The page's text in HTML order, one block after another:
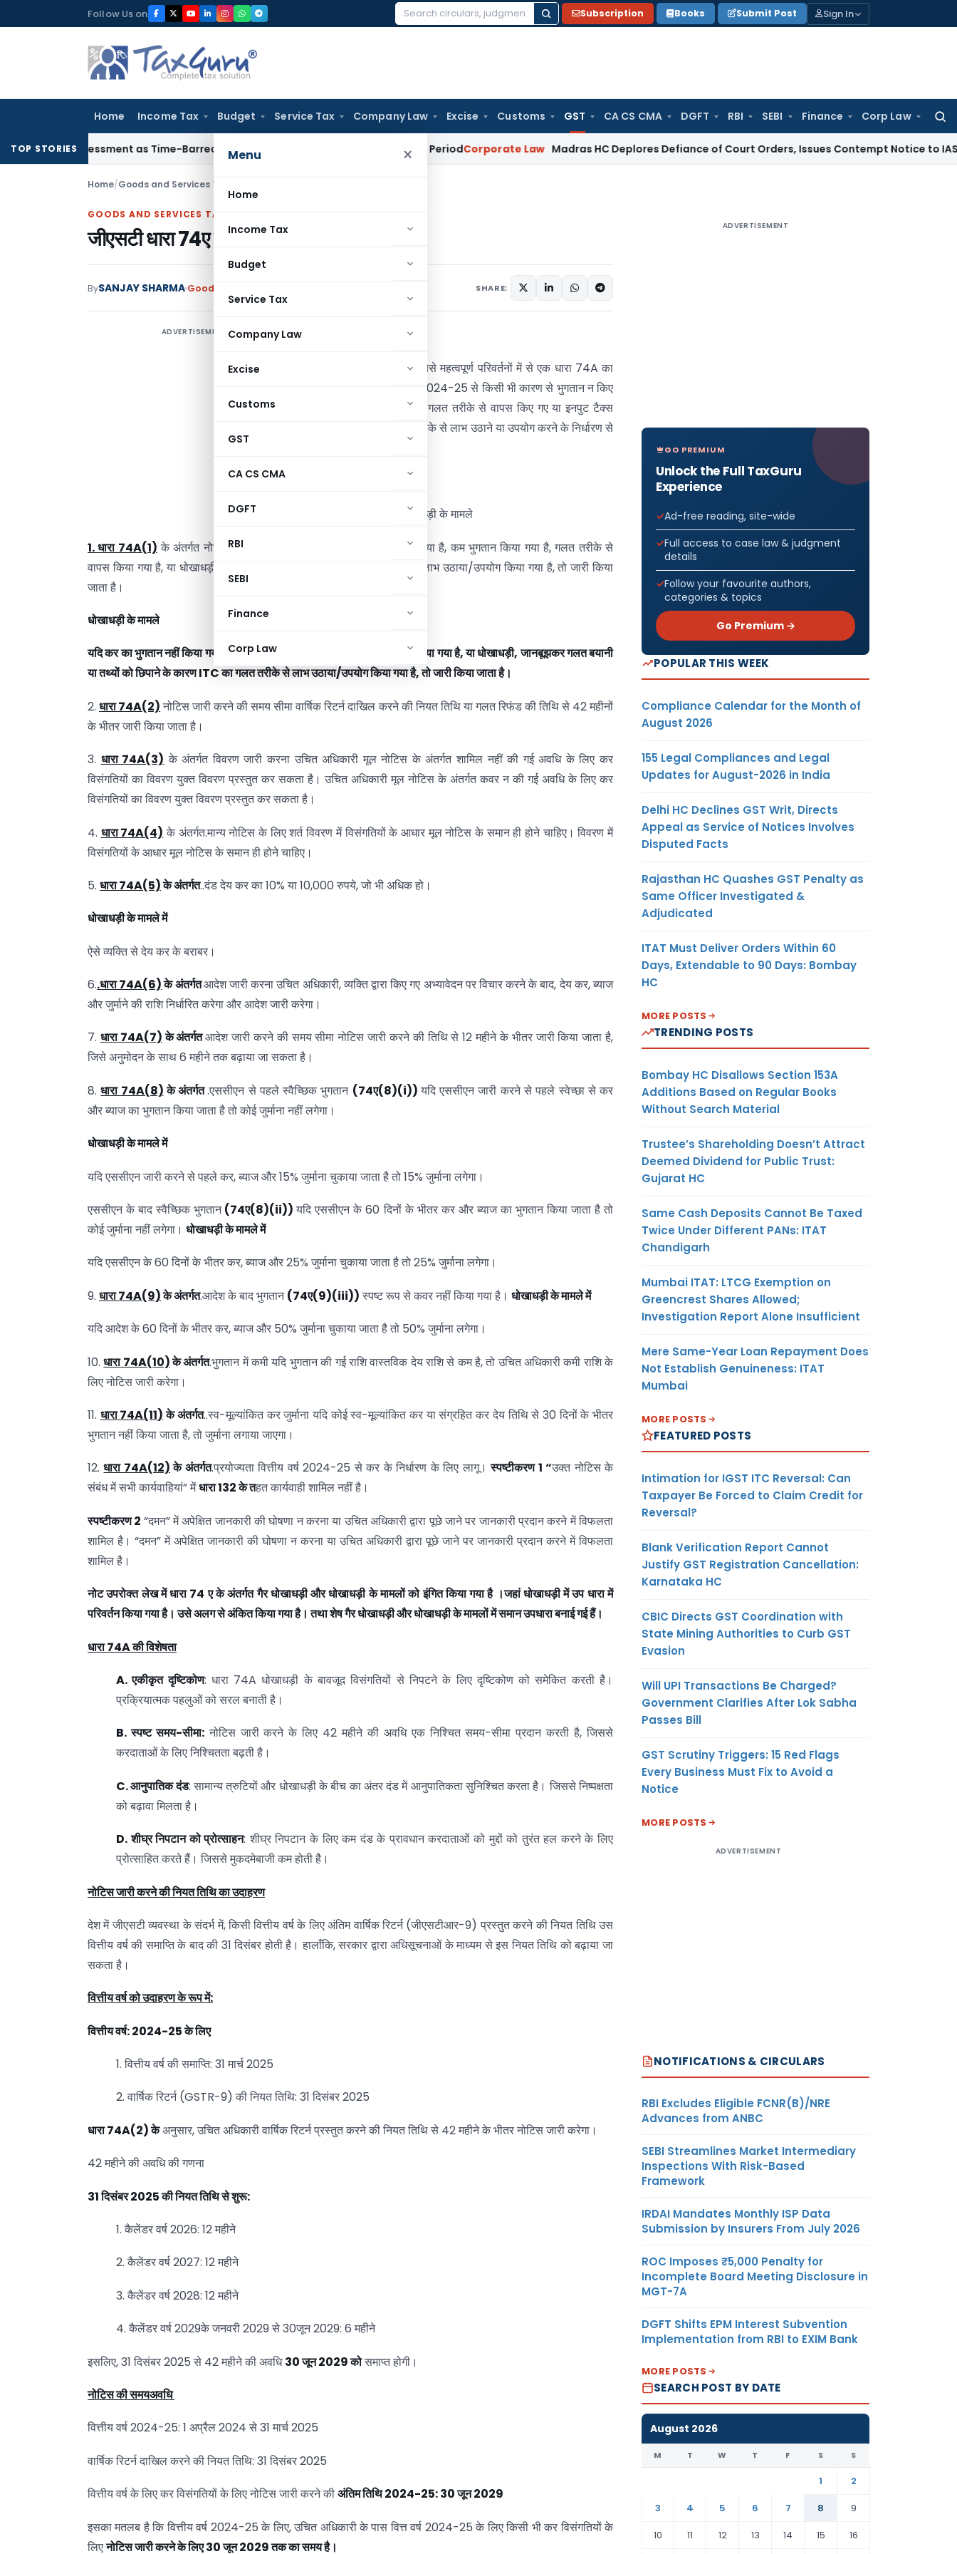
to
Follow Us on
Search
Subscription Books Submit Post Sign In
Home Income Tax Budget Service Tax Company Law Excise Customs GST CA CS CMA DGFT RBI SEBI Finance Corp Law
Menu ×
Home
Income Tax
Budget
Service Tax
Company Law
Excise
Customs
GST
CA CS CMA
DGFT
RBI
SEBI
Finance
Corp Law
TOP STORIES
Reassessment as Time-Barred: Section 148 Notice Must Meet Surviving Period Corporate Law Madras HC Deplores Defiance of Court Orders, Issues Contempt Notice to IAS Officers
Home/Goods and Services Tax
GOODS AND SERVICES TAX
जीएसटी धारा 74ए की विस्तृत समीक्षा।
BySANJAY SHARMA Goods and Services Tax SHARE:
ADVERTISEMENT
धारा 74A का प्रावधान: सबसे महत्वपूर्ण परिवर्तनों में से एक धारा 74A का
प्रावधान हैं।जो वित्तीय वर्ष 2024-25 से किसी भी कारण से भुगतान न किए
गए या कम भुगतान किए गए, गलत तरीके से वापस किए गए या इनपुट टैक्स
क्रेडिट (ITC) का गलत तरीके से लाभ उठाने या उपयोग करने के निर्धारण से
गैर-धोखाधड़ी मामले /धोखाधड़ी के मामले
1.धारा 74A(1) के अंतर्गत नोटिस जारी करना । यदि कर का भुगतान नहीं किया गया है, कम भुगतान किया गया है, गलत तरीके से
वापस किया गया है, या धोखाधड़ी के अलावा अन्य कारणों से ITC का गलत तरीके से लाभ उठाया/उपयोग किया गया है, तो जारी किया
जाता है।
धोखाधड़ीकेमामले
यदिकरकाभुगताननहींकियागया है,कमभुगतान वापस कियागयाहै,याधोखाधड़ी,जानबूझकरगलतबयानी
यातथ्योंकोछिपानेकेकारण ITCकागलततरीकेसेलाभउठाया/उपयोगकियागयाहै,तोजारीकियाजाताहै।
2.धारा 74A(2)नोटिस जारी करने की समय सीमा वार्षिक रिटर्न दाखिल करने की नियत तिथि या गलत रिफंड की तिथि से 42 महीनों
के भीतर जारी किया जाता है।
3. धारा 74A(3) के अंतर्गत विवरण जारी करना उचित अधिकारी मूल नोटिस के अंतर्गत शामिल नहीं की गई अवधि के लिए कर
विसंगतियों का विवरण युक्त विवरण प्रस्तुत कर सकता है। उचित अधिकारी मूल नोटिस के अंतर्गत कवर न की गई अवधि के लिए कर
विसंगतियों का विवरण युक्त विवरण प्रस्तुत कर सकता है।
4. धारा 74A(4) के अंतर्गत.मान्य नोटिस के लिए शर्त विवरण में विसंगतियों के आधार मूल नोटिस के समान ही होने चाहिए। विवरण में
विसंगतियों के आधार मूल नोटिस के समान ही होने चाहिए।
5. धारा 74A(5)केअंतर्गत..दंड देय कर का 10% या 10,000 रुपये, जो भी अधिक हो।
धोखाधड़ीकेमामलेमें
ऐसे व्यक्ति से देय कर के बराबर।
6..धारा 74A(6)केअंतर्गतआदेश जारी करना उचित अधिकारी, व्यक्ति द्वारा किए गए अभ्यावेदन पर विचार करने के बाद, देय कर, ब्याज
और जुर्माने की राशि निर्धारित करेगा और आदेश जारी करेगा।
7. धारा 74A(7)केअंतर्गतआदेश जारी करने की समय सीमा नोटिस जारी करने की तिथि से 12 महीने के भीतर जारी किया जाता है,
जिसे अनुमोदन के साथ 6 महीने तक बढ़ाया जा सकता है।
8.धारा 74A(8) केअंतर्गत.एससीएन से पहले स्वैच्छिक भुगतान (74ए(8)(i))यदि एससीएन जारी करने से पहले स्वेच्छा से कर
और ब्याज का भुगतान किया जाता है तो कोई जुर्माना नहीं लगेगा।
धोखाधड़ीकेमामलेमें
यदि एससीएन जारी करने से पहले कर, ब्याज और 15% जुर्माना चुकाया जाता है तो 15% जुर्माना लगेगा।
एससीएन के बाद स्वैच्छिक भुगतान(74ए(8)(ii))यदि एससीएन के 60 दिनों के भीतर कर और ब्याज का भुगतान किया जाता है तो
कोई जुर्माना नहीं लगेगा। धोखाधड़ीकेमामलेमें
यदि एससीएन के 60 दिनों के भीतर कर, ब्याज और 25% जुर्माना चुकाया जाता है तो 25% जुर्माना लगेगा।
9. धारा 74A(9)केअंतर्गत.आदेश के बाद भुगतान(74ए(9)(iii))स्पष्ट रूप से कवर नहीं किया गया है। धोखाधड़ीकेमामलेमें
यदि आदेश के 60 दिनों के भीतर कर, ब्याज और 50% जुर्माना चुकाया जाता है तो 50% जुर्माना लगेगा।
10.धारा 74A(10)केअंतर्गत.भुगतान में कमी यदि भुगतान की गई राशि वास्तविक देय राशि से कम है, तो उचित अधिकारी कमी राशि के
लिए नोटिस जारी करेगा।
11. धारा 74A(11) केअंतर्गत..स्व-मूल्यांकित कर जुर्माना यदि कोई स्व-मूल्यांकित कर या संग्रहित कर देय तिथि से 30 दिनों के भीतर
भुगतान नहीं किया जाता है, तो जुर्माना लगाया जाएगा।
12.धारा 74A(12) केअंतर्गत.प्रयोज्यता वित्तीय वर्ष 2024-25 से कर के निर्धारण के लिए लागू।स्पष्टीकरण 1 “उक्त नोटिस के
संबंध में सभी कार्यवाहियां” मेंधारा 132केतहत कार्यवाही शामिल नहीं है।
स्पष्टीकरण 2 “दमन” में अपेक्षित जानकारी की घोषणा न करना या उचित अधिकारी द्वारा पूछे जाने पर जानकारी प्रदान करने में विफलता
शामिल है। “दमन” में अपेक्षित जानकारी की घोषणा न करना या उचित अधिकारी द्वारा पूछे जाने पर जानकारी प्रदान करने में विफलता
शामिल है।
नोटउपरोक्तलेखमेंधारा 74एकेअंतर्गतगैरधोखाधड़ीऔरधोखाधड़ीकेमामलोंकोइंगितकियागयाहै ।जहांधोखाधड़ीमेंउपधारामें
परिवर्तनकियागयाहै।उसेअलगसेअंकितकियागयाहै।तथाशेषगैरधोखाधड़ीऔरधोखाधड़ीकेमामलोंमेंसमानउपधाराबनाईगईहैं।
धारा 74Aकीविशेषता
A.एकीकृतदृष्टिकोण: धारा 74A धोखाधड़ी के बावजूद विसंगतियों से निपटने के लिए दृष्टिकोण को समेकित करती है।
प्रक्रियात्मक पहलुओं को सरल बनाती है।
B. स्पष्टसमय-सीमा:नोटिस जारी करने के लिए 42 महीने की अवधि एक निश्चित समय-सीमा प्रदान करती है, जिससे
करदाताओं के लिए निश्चितता बढ़ती है।
C. आनुपातिकदंड: सामान्य त्रुटियों और धोखाधड़ी के बीच का अंतर दंड में आनुपातिकता सुनिश्चित करता है। जिससे निष्पक्षता
को बढ़ावा मिलता है।
D. शीघ्रनिपटानकोप्रोत्साहन: शीघ्र निपटान के लिए कम दंड के प्रावधान करदाताओं को मुद्दों को तुरंत हल करने के लिए
प्रोत्साहित करते हैं। जिससे मुकदमेबाजी कम होती है।
नोटिसजारीकरनेकीनियततिथिकाउदाहरण
देश में जीएसटी व्यवस्था के संदर्भ में, किसी वित्तीय वर्ष के लिए अंतिम वार्षिक रिटर्न (जीएसटीआर-9) प्रस्तुत करने की नियत तिथि उस
वित्तीय वर्ष की समाप्ति के बाद की 31 दिसंबर होती है। हालाँकि, सरकार द्वारा अधिसूचनाओं के माध्यम से इस नियत तिथि को बढ़ाया जा
सकता है।
वित्तीयवर्षकोउदाहरणकेरूपमें:
वित्तीयवर्ष: 2024-25केलिए
1. वित्तीय वर्ष की समाप्ति: 31 मार्च 2025
2. वार्षिक रिटर्न (GSTR-9) की नियत तिथि: 31 दिसंबर 2025
धारा 74A(2)केअनुसार, उचित अधिकारी वार्षिक रिटर्न प्रस्तुत करने की नियत तिथि से 42 महीने के भीतर नोटिस जारी करेगा।
42 महीने की अवधि की गणना
31दिसंबर 2025कीनियततिथिसेशुरू:
1. कैलेंडर वर्ष 2026: 12 महीने
2. कैलेंडर वर्ष 2027: 12 महीने
3. कैलेंडर वर्ष 2028: 12 महीने
4. कैलेंडर वर्ष 2029के जनवरी 2029 से 30जून 2029: 6 महीने
इसलिए, 31 दिसंबर 2025 से 42 महीने की अवधि30जून 2029कोसमाप्त होगी।
नोटिसकीसमयअवधि
वित्तीय वर्ष 2024-25: 1 अप्रैल 2024 से 31 मार्च 2025
वार्षिक रिटर्न दाखिल करने की नियत तिथि: 31 दिसंबर 2025
वित्तीय वर्ष के लिए कर विसंगतियों के लिए नोटिस जारी करने कीअंतिमतिथि 2024-25: 30जून 2029
इसका मतलब है कि वित्तीय वर्ष 2024-25 के लिए, उचित अधिकारी के पास वित्त वर्ष 2024-25 के लिए किसी भी कर विसंगतियों के
लिएनोटिसजारीकरनेकेलिए 30जून 2029तककासमयहै।
ADVERTISEMENT
GO PREMIUM
Unlock the Full TaxGuru
Experience
Ad-free reading, site-wide
Full access to case law & judgment
details
Follow your favourite authors,
categories & topics
Go Premium →
POPULAR THIS WEEK
Compliance Calendar for the Month of
August 2026
155 Legal Compliances and Legal
Updates for August-2026 in India
Delhi HC Declines GST Writ, Directs
Appeal as Service of Notices Involves
Disputed Facts
Rajasthan HC Quashes GST Penalty as
Same Officer Investigated &
Adjudicated
ITAT Must Deliver Orders Within 60
Days, Extendable to 90 Days: Bombay
HC
MORE POSTS
TRENDING POSTS
Bombay HC Disallows Section 153A
Additions Based on Regular Books
Without Search Material
Trustee’s Shareholding Doesn’t Attract
Deemed Dividend for Public Trust:
Gujarat HC
Same Cash Deposits Cannot Be Taxed
Twice Under Different PANs: ITAT
Chandigarh
Mumbai ITAT: LTCG Exemption on
Greencrest Shares Allowed;
Investigation Report Alone Insufficient
Mere Same-Year Loan Repayment Does
Not Establish Genuineness: ITAT
Mumbai
MORE POSTS
FEATURED POSTS
Intimation for IGST ITC Reversal: Can
Taxpayer Be Forced to Claim Credit for
Reversal?
Blank Verification Report Cannot
Justify GST Registration Cancellation:
Karnataka HC
CBIC Directs GST Coordination with
State Mining Authorities to Curb GST
Evasion
Will UPI Transactions Be Charged?
Government Clarifies After Lok Sabha
Passes Bill
GST Scrutiny Triggers: 15 Red Flags
Every Business Must Fix to Avoid a
Notice
MORE POSTS
ADVERTISEMENT
NOTIFICATIONS & CIRCULARS
RBI Excludes Eligible FCNR(B)/NRE
Advances from ANBC
SEBI Streamlines Market Intermediary
Inspections With Risk-Based
Framework
IRDAI Mandates Monthly ISP Data
Submission by Insurers From July 2026
ROC Imposes ₹5,000 Penalty for
Incomplete Board Meeting Disclosure in
MGT-7A
DGFT Shifts EPM Interest Subvention
Implementation from RBI to EXIM Bank
MORE POSTS
SEARCH POST BY DATE
August 2026
M T W T F S S
1
2
3
4 5 6 7 8
9
10
11 12 13 14 15 16